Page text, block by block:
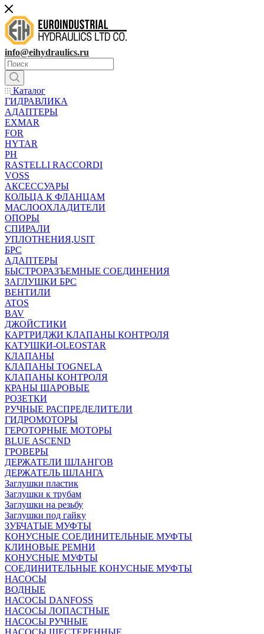
info@eihydraulics.ru
Каталог
ГИДРАВЛИКА
АДАПТЕРЫ
EXMAR
FOR
HYTAR
PH
RASTELLI RACCORDI
VOSS
АКСЕССУАРЫ
КОЛЬЦА К ФЛАНЦАМ
МАСЛООХЛАДИТЕЛИ
ОПОРЫ
СПИРАЛИ
УПЛОТНЕНИЯ,USIT
БРС
АДАПТЕРЫ
БЫСТРОРАЗЪЕМНЫЕ СОЕДИНЕНИЯ
ЗАГЛУШКИ БРС
ВЕНТИЛИ
ATOS
BAV
ДЖОЙСТИКИ
КАРТРИДЖИ КЛАПАНЫ КОНТРОЛЯ
КАТУШКИ-OLEOSTAR
КЛАПАНЫ
КЛАПАНЫ TOGNELA
КЛАПАНЫ КОНТРОЛЯ
КРАНЫ ШАРОВЫЕ
РОЗЕТКИ
РУЧНЫЕ РАСПРЕДЕЛИТЕЛИ
ГИДРОМОТОРЫ
ГЕРОТОРНЫЕ МОТОРЫ
BLUE ASCEND
ГРОВЕРЫ
ДЕРЖАТЕЛИ ШЛАНГОВ
ДЕРЖАТЕЛЬ ШЛАНГА
Заглушки пластик
Заглушки к трубам
Заглушки на резьбу
Заглушки под гайку
ЗУБЧАТЫЕ МУФТЫ
КОНУСНЫЕ СОЕДИНИТЕЛЬНЫЕ МУФТЫ
КЛИНОВЫЕ РЕМНИ
КОНУСНЫЕ МУФТЫ
СОЕДИНИТЕЛЬНЫЕ КОНУСНЫЕ МУФТЫ
НАСОСЫ
ВОДНЫЕ
НАСОСЫ DANFOSS
НАСОСЫ ЛОПАСТНЫЕ
НАСОСЫ РУЧНЫЕ
НАСОСЫ ШЕСТЕРЕННЫЕ